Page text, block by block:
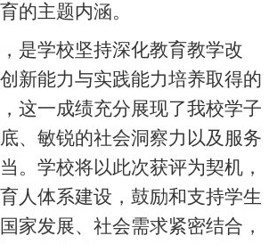
的主题内涵。
学校坚持深化教育教学改
新能力与实践能力培养取得的
这一成绩充分展现了我校学子
、敏锐的社会洞察力以及服务
。学校将以此次获评为契机，
人体系建设，鼓励和支持学生
家发展、社会需求紧密结合，